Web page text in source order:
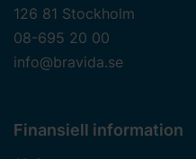
126 81 Stockholm
08-695 20 00
info@bravida.se
Finansiell information